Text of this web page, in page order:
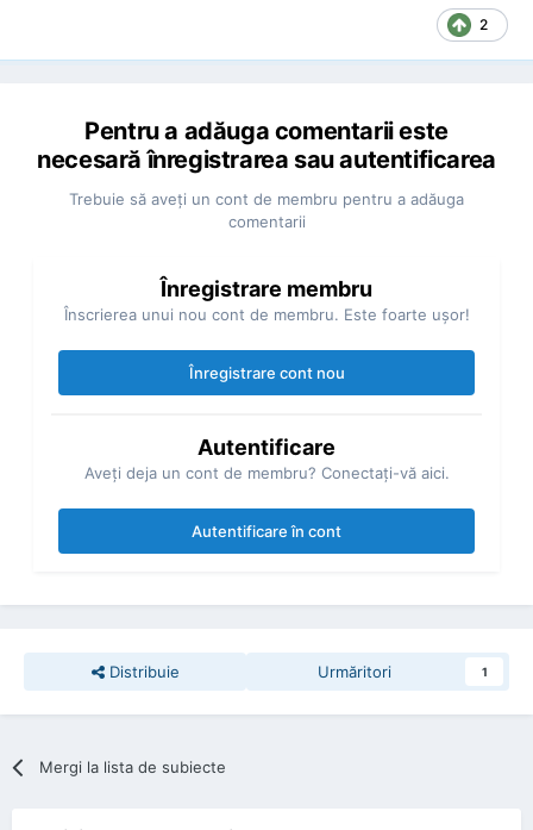
2
Pentru a adăuga comentarii este
necesară înregistrarea sau autentificarea
Trebuie să aveţi un cont de membru pentru a adăuga
comentarii
Înregistrare membru
Înscrierea unui nou cont de membru. Este foarte uşor!
Înregistrare cont nou
Autentificare
Aveţi deja un cont de membru? Conectaţi-vă aici.
Autentificare în cont
Distribuie Urmăritori 1
Mergi la lista de subiecte